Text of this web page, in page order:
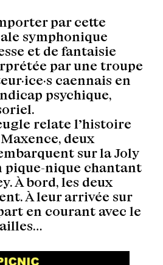
par cette
symphonique
et de fantaisie
par une troupe
caennais en
psychique,
relate l’histoire
deux
sur la Joly
pique-nique chantant
À bord, les deux
À leur arrivée sur
en courant avec le